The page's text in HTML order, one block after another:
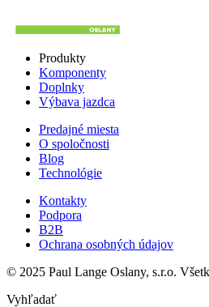
Produkty
Komponenty
Doplnky
Výbava jazdca
Predajné miesta
O spoločnosti
Blog
Technológie
Kontakty
Podpora
B2B
Ochrana osobných údajov
© 2025 Paul Lange Oslany, s.r.o.
Vyhľadať